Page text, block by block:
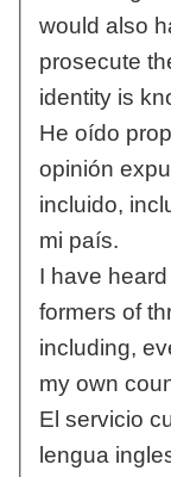
would also
prosecute
identity is
He oído
opinión
incluido,
mi país.
I have
formers of
including,
my own
El servicio
lengua